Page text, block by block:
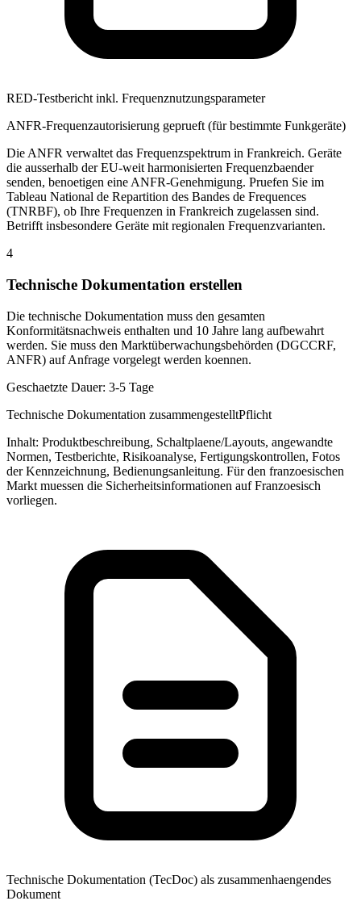
RED-Testbericht inkl. Frequenznutzungsparameter
ANFR-Frequenzautorisierung geprueft (für bestimmte Funkgeräte)
Die ANFR verwaltet das Frequenzspektrum in Frankreich. Geräte
die ausserhalb der EU-weit harmonisierten Frequenzbaender
senden, benoetigen eine ANFR-Genehmigung. Pruefen Sie im
Tableau National de Repartition des Bandes de Frequences
(TNRBF), ob Ihre Frequenzen in Frankreich zugelassen sind.
Betrifft insbesondere Geräte mit regionalen Frequenzvarianten.
4
Technische Dokumentation erstellen
Die technische Dokumentation muss den gesamten
Konformitätsnachweis enthalten und 10 Jahre lang aufbewahrt
werden. Sie muss den Marktüberwachungsbehörden (DGCCRF,
ANFR) auf Anfrage vorgelegt werden koennen.
Geschaetzte Dauer: 3-5 Tage
Technische Dokumentation zusammengestelltPflicht
Inhalt: Produktbeschreibung, Schaltplaene/Layouts, angewandte
Normen, Testberichte, Risikoanalyse, Fertigungskontrollen, Fotos
der Kennzeichnung, Bedienungsanleitung. Für den franzoesischen
Markt muessen die Sicherheitsinformationen auf Franzoesisch
vorliegen.
Technische Dokumentation (TecDoc) als zusammenhaengendes
Dokument